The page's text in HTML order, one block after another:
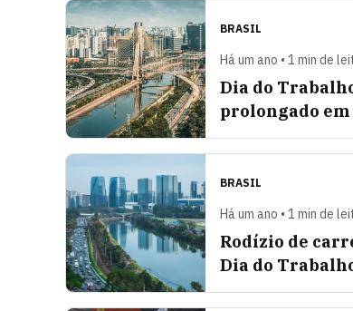
BRASIL
Há um ano • 1 min de
Dia do
prolongado em
BRASIL
Há um ano • 1 min de
Rodízio de
Dia do